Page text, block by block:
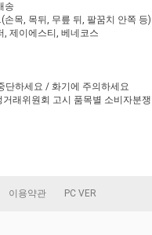
송
목, 목뒤, 무릎 뒤, 팔꿈치 안쪽 등)
, 제이에스티, 베네코스
단하세요 / 화기에 주의하세요
래위원회 고시 품목별 소비자분쟁
이용약관 PC VER